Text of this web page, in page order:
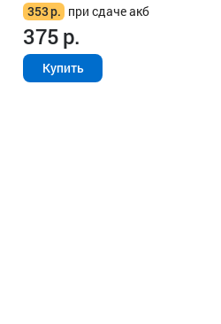
353р. при сдаче акб
375р.
Купить